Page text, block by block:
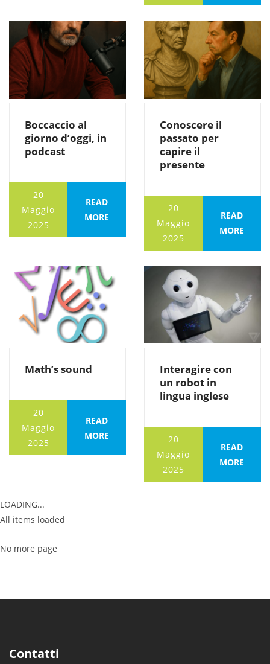
Boccaccio al
giorno d’oggi, in
podcast
20
Maggio
2025
READ
MORE
Conoscere il
passato per
capire il
presente
20
Maggio
2025
READ
MORE
Math’s sound
20
Maggio
2025
READ
MORE
Interagire con
un robot in
lingua inglese
20
Maggio
2025
READ
MORE
LOADING...
All items loaded
No more page
Contatti